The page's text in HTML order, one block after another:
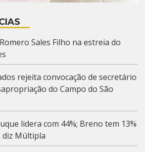
Sales Filho na estreia do
rejeita convocação de secretário
do Campo do São
lidera com 44%; Breno tem 13%
diz Múltipla